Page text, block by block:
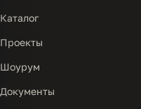
Каталог
Проекты
Шоурум
Документы